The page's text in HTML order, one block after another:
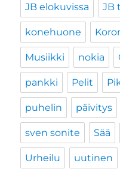
JB elokuvissa JB
konehuone
Musiikki nokia
pankki Pelit
puhelin päivitys
sven sonite Sää
Urheilu uutinen